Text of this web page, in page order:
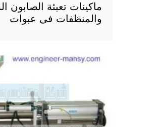
ماكينات تعبئة الصابون
والمنظفات فى عبوات